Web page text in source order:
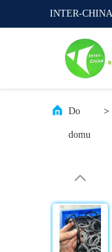
INTER-
Do
domu
>